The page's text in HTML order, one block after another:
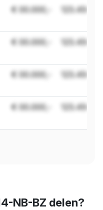
€ 00.000,- 123.456 km
€ 00.000,- 123.456 km
€ 00.000,- 123.456 km
€ 00.000,- 123.456 km
NB-BZ delen?